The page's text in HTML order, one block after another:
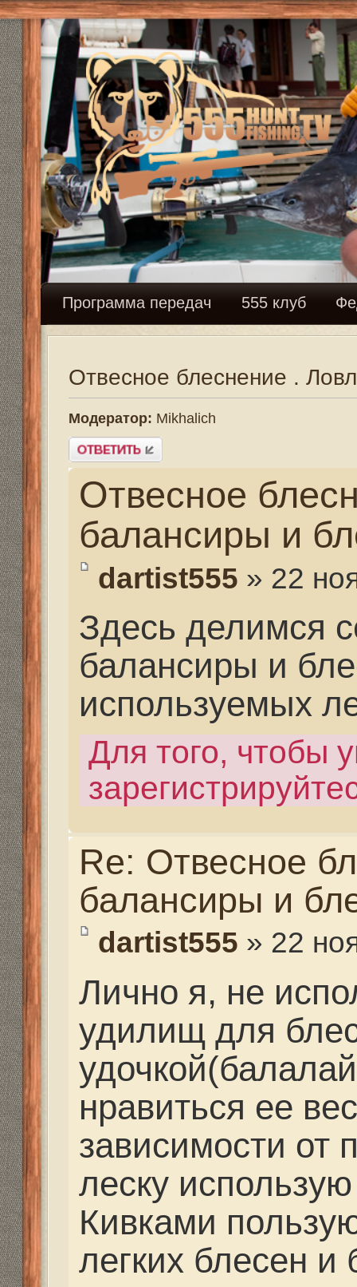
Программа передач 555 клуб Федерация
Отвесное блеснение . Ловля на
Модератор: Mikhalich
Отвесное
балансиры и блесна.
dartist555
Здесь делимся
балансиры и блесна.
используемых
зарегистрируйтесь.
Re: Отвесное
балансиры и блесна.
dartist555» 22 ноя
Лично я, не
удилищ для
нравиться ее вес и
зависимости от
леску использую от
Кивками пользуюсь
легких блесен и
приманках поклевки
ловле щуки, я
самодельный
Вольфрамовыми
пользуюсь, так как
хищницы, поводок
негодность, а
тридцати градусном